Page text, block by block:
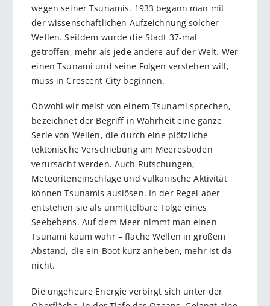
wegen seiner Tsunamis. 1933 begann man mit
der wissenschaftlichen Aufzeichnung solcher
Wellen. Seitdem wurde die Stadt 37-mal
getroffen, mehr als jede andere auf der Welt. Wer
einen Tsunami und seine Folgen verstehen will,
muss in Crescent City beginnen.
Obwohl wir meist von einem Tsunami sprechen,
bezeichnet der Begriff in Wahrheit eine ganze
Serie von Wellen, die durch eine plötzliche
tektonische Verschiebung am Meeresboden
verursacht werden. Auch Rutschungen,
Meteoriteneinschläge und vulkanische Aktivität
können Tsunamis auslösen. In der Regel aber
entstehen sie als unmittelbare Folge eines
Seebebens. Auf dem Meer nimmt man einen
Tsunami kaum wahr – flache Wellen in großem
Abstand, die ein Boot kurz anheben, mehr ist da
nicht.
Die ungeheure Energie verbirgt sich unter der